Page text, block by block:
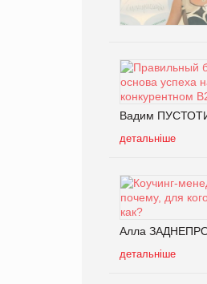
Вадим
детальніше
Алла
детальніше